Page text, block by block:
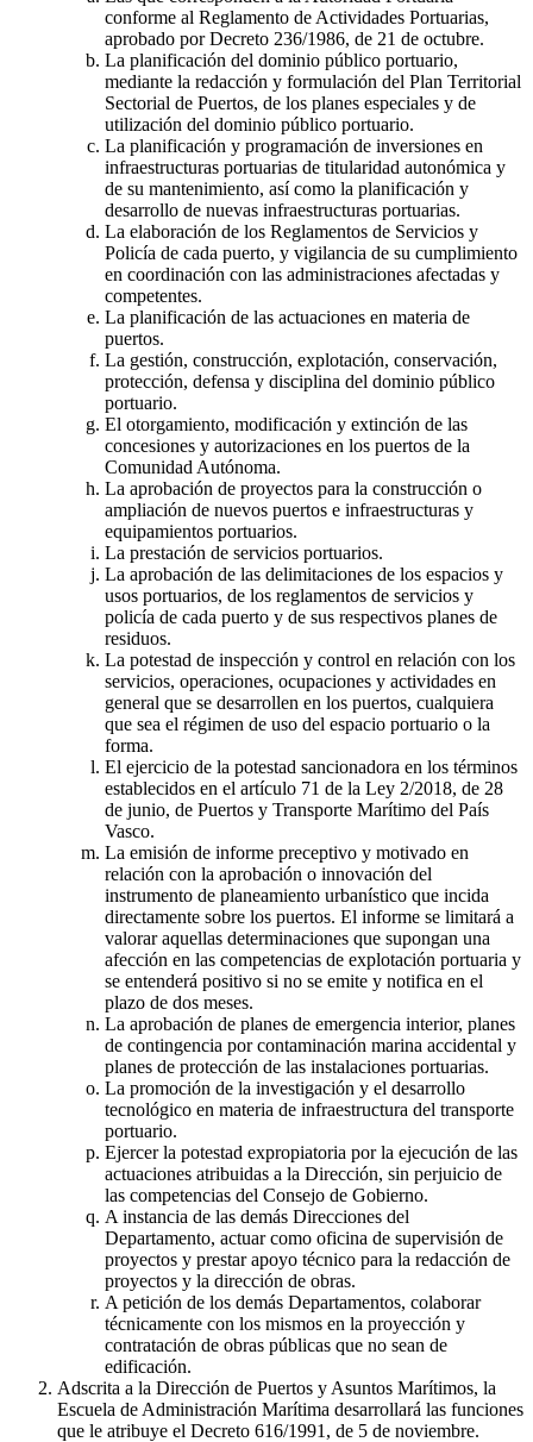
conforme al Reglamento de Actividades Portuarias,
aprobado por Decreto 236/1986, de 21 de octubre.
La planificación del dominio público portuario,
mediante la redacción y formulación del Plan Territorial
Sectorial de Puertos, de los planes especiales y de
utilización del dominio público portuario.
La planificación y programación de inversiones en
infraestructuras portuarias de titularidad autonómica y
de su mantenimiento, así como la planificación y
desarrollo de nuevas infraestructuras portuarias.
La elaboración de los Reglamentos de Servicios y
Policía de cada puerto, y vigilancia de su cumplimiento
en coordinación con las administraciones afectadas y
competentes.
La planificación de las actuaciones en materia de
puertos.
La gestión, construcción, explotación, conservación,
protección, defensa y disciplina del dominio público
portuario.
El otorgamiento, modificación y extinción de las
concesiones y autorizaciones en los puertos de la
Comunidad Autónoma.
La aprobación de proyectos para la construcción o
ampliación de nuevos puertos e infraestructuras y
equipamientos portuarios.
La prestación de servicios portuarios.
La aprobación de las delimitaciones de los espacios y
usos portuarios, de los reglamentos de servicios y
policía de cada puerto y de sus respectivos planes de
residuos.
La potestad de inspección y control en relación con los
servicios, operaciones, ocupaciones y actividades en
general que se desarrollen en los puertos, cualquiera
que sea el régimen de uso del espacio portuario o la
forma.
El ejercicio de la potestad sancionadora en los términos
establecidos en el artículo 71 de la Ley 2/2018, de 28
de junio, de Puertos y Transporte Marítimo del País
Vasco.
La emisión de informe preceptivo y motivado en
relación con la aprobación o innovación del
instrumento de planeamiento urbanístico que incida
directamente sobre los puertos. El informe se limitará a
valorar aquellas determinaciones que supongan una
afección en las competencias de explotación portuaria y
se entenderá positivo si no se emite y notifica en el
plazo de dos meses.
La aprobación de planes de emergencia interior, planes
de contingencia por contaminación marina accidental y
planes de protección de las instalaciones portuarias.
La promoción de la investigación y el desarrollo
tecnológico en materia de infraestructura del transporte
portuario.
Ejercer la potestad expropiatoria por la ejecución de las
actuaciones atribuidas a la Dirección, sin perjuicio de
las competencias del Consejo de Gobierno.
A instancia de las demás Direcciones del
Departamento, actuar como oficina de supervisión de
proyectos y prestar apoyo técnico para la redacción de
proyectos y la dirección de obras.
A petición de los demás Departamentos, colaborar
técnicamente con los mismos en la proyección y
contratación de obras públicas que no sean de
edificación.
Adscrita a la Dirección de Puertos y Asuntos Marítimos, la
Escuela de Administración Marítima desarrollará las funciones
que le atribuye el Decreto 616/1991, de 5 de noviembre.